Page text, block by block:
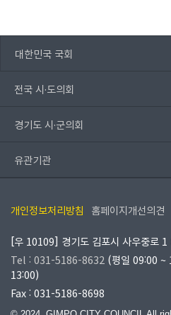
대한민국 국회
전국 시·도의회
경기도 시·군의회
유관기관
개인정보처리방침 홈페이지개선의견
[우 10109] 경기도 김포시 사우중로 1
Tel : 031-5186-8632 (평일 09:00 ~
13:00)
Fax : 031-5186-8698